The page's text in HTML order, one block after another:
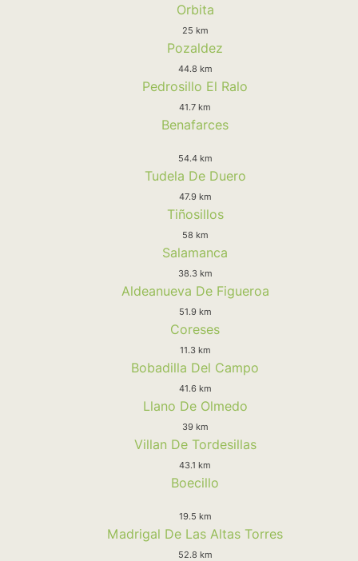
Orbita
25 km
Pozaldez
44.8 km
Pedrosillo El Ralo
41.7 km
Benafarces
54.4 km
Tudela De Duero
47.9 km
Tiñosillos
58 km
Salamanca
38.3 km
Aldeanueva De Figueroa
51.9 km
Coreses
11.3 km
Bobadilla Del Campo
41.6 km
Llano De Olmedo
39 km
Villan De Tordesillas
43.1 km
Boecillo
19.5 km
Madrigal De Las Altas Torres
52.8 km